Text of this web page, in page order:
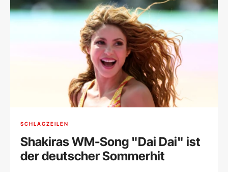
SCHLAGZEILEN
Shakiras WM-Song "Dai Dai" ist
der deutscher Sommerhit